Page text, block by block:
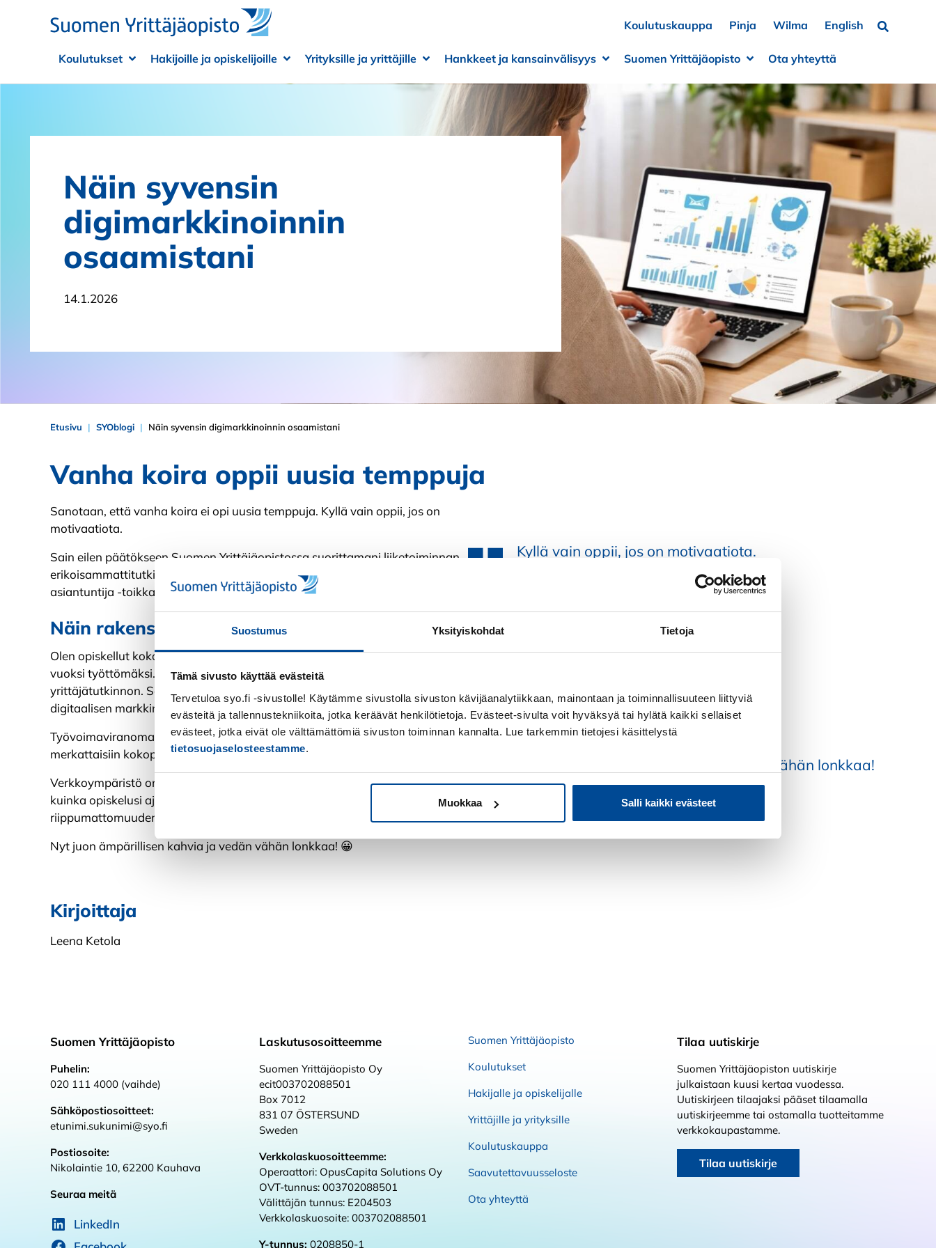
Suostumus Yksityiskohdat Tietoja
Tämä sivusto käyttää evästeitä
Tervetuloa syo.fi -sivustolle! Käytämme sivustolla sivuston kävijäanalytiikkaan, mainontaan ja toiminnallisuuteen liittyviä
evästeitä ja tallennustekniikoita, jotka keräävät henkilötietoja. Evästeet-sivulta voit hyväksyä tai hylätä kaikki sellaiset
evästeet, jotka eivät ole välttämättömiä sivuston toiminnan kannalta. Lue tarkemmin tietojesi käsittelystä
tietosuojaselosteestamme.
Muokkaa Salli kaikki evästeet
Koulutuskauppa
Pinja Wilma English Hae…
Koulutukset
Avaa alivalikko
Sulje alivalikko
Hakijoille ja opiskelijoille
Avaa alivalikko
Sulje alivalikko
Yrityksille ja yrittäjille
Avaa alivalikko
Sulje alivalikko
Hankkeet ja kansainvälisyys
Avaa alivalikko
Sulje alivalikko
Suomen Yrittäjäopisto
Avaa alivalikko
Sulje alivalikko
Ota yhteyttä
Näin syvensin
digimarkkinoinnin
osaamistani
14.1.2026
Etusivu SYOblogi Näin syvensin digimarkkinoinnin osaamistani
Vanha koira oppii uusia temppuja
Sanotaan, että vanha koira ei opi uusia temppuja. Kyllä vain oppii, jos on
motivaatiota.
Sain eilen päätökseen Suomen Yrittäjäopistossa suorittamani liiketoiminnan
erikoisammattitutkinnon, ja perstaskuuni kilahtaa digitaalisen markkinoinnin
asiantuntija -toikkari, jahka saavat sen rustailtua.
Kyllä vain oppii, jos on motivaatiota.
Näin rakensin osaamistani digimarkkinointiin
Olen opiskellut kokonaisen vuoden siitä asti, kun jäin organisaatiomuutoksen
vuoksi työttömäksi. Ensin suoritin parit kurssit omakustanteisesti ja
yrittäjätutkinnon. Sen perään halusin syventää ja laajentaa osaamistani
digitaalisen markkinoinnin puolella.
Työvoimaviranomainen sallii puolen vuoden opiskelun ilman, että
merkattaisiin kokopäivätoimiseksi opiskelijaksi.
Verkkoympäristö on mahtava väylä opiskeluille, voit itse määrätä koska ja
kuinka opiskelusi ajoitat, eikä estettä työllistymiselle ole tämän
riippumattomuuden vuoksi. Suosittelen lämpimästi.
Nyt juon ämpärillisen kahvia ja vedän vähän lonkkaa! 😀
Nyt juon ämpärillisen kahvia ja vedän vähän lonkkaa!
Kirjoittaja
Leena Ketola
Suomen Yrittäjäopisto
Puhelin:
020 111 4000 (vaihde)
Sähköpostiosoitteet:
etunimi.sukunimi@syo.fi
Postiosoite:
Nikolaintie 10, 62200 Kauhava
Seuraa meitä
LinkedIn
Laskutusosoitteemme
Suomen Yrittäjäopisto Oy
ecit003702088501
Box 7012
831 07 ÖSTERSUND
Sweden
Verkkolaskuosoitteemme:
Operaattori: OpusCapita Solutions Oy
OVT-tunnus: 003702088501
Välittäjän tunnus: E204503
Verkkolaskuosoite: 003702088501
Y-tunnus: 0208850-1
Suomen Yrittäjäopisto
Koulutukset
Hakijalle ja opiskelijalle
Yrittäjille ja yrityksille
Koulutuskauppa
Saavutettavuusseloste
Ota yhteyttä
Tilaa uutiskirje
Suomen Yrittäjäopiston uutiskirje
julkaistaan kuusi kertaa vuodessa.
Uutiskirjeen tilaajaksi pääset tilaamalla
uutiskirjeemme tai ostamalla tuotteitamme
verkkokaupastamme.
Tilaa uutiskirje